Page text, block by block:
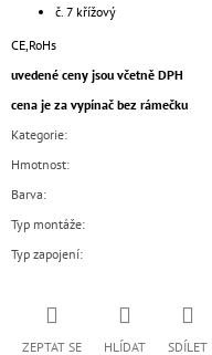
č. 7 křížový
CE,RoHs
uvedené ceny jsou včetně DPH
cena je za vypínač bez rámečku
Kategorie:
Hmotnost:
Barva:
Typ montáže:
Typ zapojení:
ZEPTAT SE HLÍDAT SDÍLET